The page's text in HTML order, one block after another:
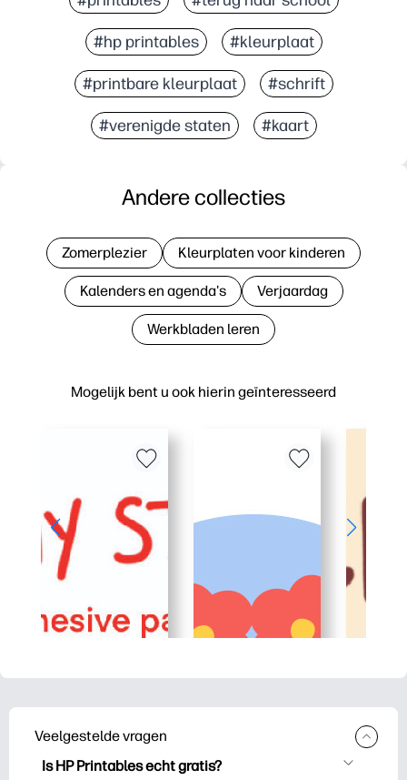
#hp printables #kleurplaat
#printbare kleurplaat #schrift
#verenigde staten #kaart
Mogelijk bent u ook hierin geïnteresseerd
Andere collecties
Zomerplezier Kleurplaten voor kinderen
Kalenders en agenda's Verjaardag
Werkbladen leren
Veelgestelde vragen
Is HP Printables echt gratis?